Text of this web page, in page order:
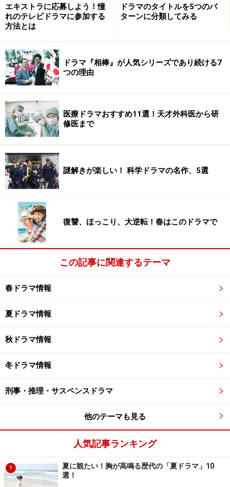
エキストラに応募しよう！憧
れのテレビドラマに参加する
方法とは
ドラマのタイトルを5つのパ
ターンに分類してみる
ドラマ『相棒』が人気シリーズであり続ける7
つの理由
医療ドラマおすすめ11選！天才外科医から研
修医まで
謎解きが楽しい！ 科学ドラマの名作、5選
復讐、ほっこり、大逆転！春はこのドラマで
この記事に関連するテーマ
春ドラマ情報
夏ドラマ情報
秋ドラマ情報
冬ドラマ情報
刑事・推理・サスペンスドラマ
他のテーマも見る
人気記事ランキング
1
夏に観たい！胸が高鳴る歴代の「夏ドラマ」10
選！